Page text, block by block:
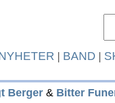
| BAND |
Berger & Bitter